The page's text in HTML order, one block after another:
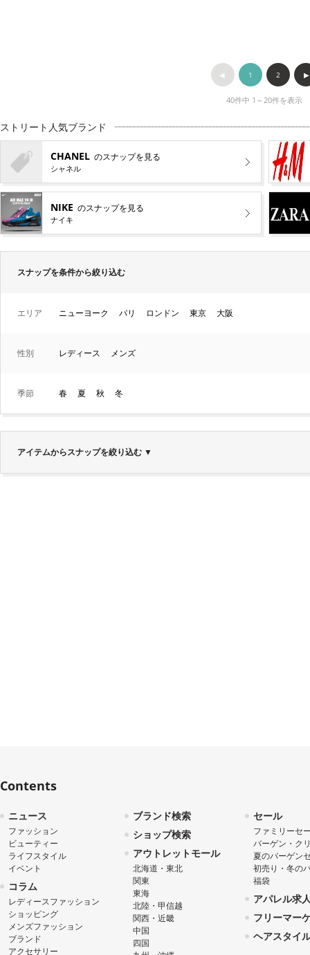
◀︎ 1 2 ▶︎
40件中 1～20件を表示
ストリート人気ブランド
CHANEL のスナップを見る
シャネル
NIKE のスナップを見る
ナイキ
スナップを条件から絞り込む
エリア ニューヨーク パリ ロンドン 東京 大阪
性別 レディース メンズ
季節 春 夏 秋 冬
アイテムからスナップを絞り込む ▼
Contents
ニュース
ファッション
ビューティー
ライフスタイル
イベント
コラム
レディースファッション
ショッピング
メンズファッション
ブランド
アクセサリー
ブランド検索
ショップ検索
アウトレットモール
北海道・東北
関東
東海
北陸・甲信越
関西・近畿
中国
四国
セール
ファミリーセ
バーゲン・ク
夏のバーゲン
初売り・冬の
福袋
アパレル求
フリーマー
ヘアスタイ